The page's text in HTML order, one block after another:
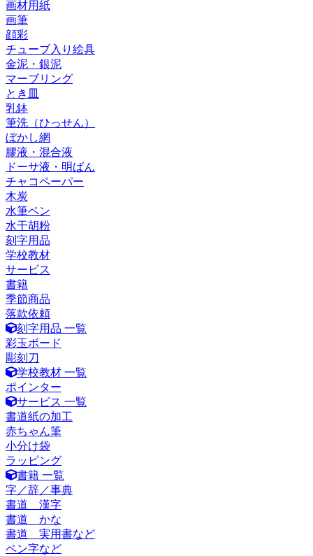
画材用紙
画筆
顔彩
チューブ入り絵具
金泥・銀泥
マーブリング
とき皿
乳鉢
筆洗（ひっせん）
ぼかし網
膠液・混合液
ドーサ液・明ばん
チャコペーパー
木炭
水筆ペン
水干胡粉
刻字用品
学校教材
サービス
書籍
季節商品
落款依頼
刻字用品 一覧
彩玉ボード
彫刻刀
学校教材 一覧
ポインター
サービス 一覧
書道紙の加工
赤ちゃん筆
小分け袋
ラッピング
書籍 一覧
字／辞／事典
書道 漢字
書道 かな
書道 実用書など
ペン字など